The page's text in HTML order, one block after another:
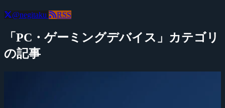
@negitaku RSS
「PC・ゲーミングデバイス」カテゴリ
の記事